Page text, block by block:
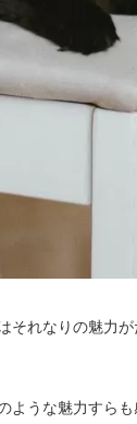
それなりの魅力が
ような魅力すらも